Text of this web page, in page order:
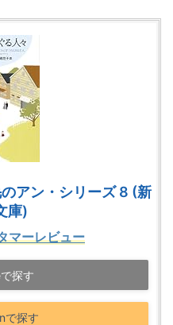
アン・シリーズ 8 (新
庫)
マーレビュー
探す
で探す